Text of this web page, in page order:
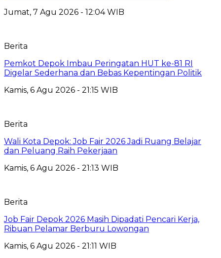
Jumat, 7 Agu 2026 - 12:04 WIB
Berita
Pemkot Depok Imbau Peringatan HUT ke-81 RI
Digelar Sederhana dan Bebas Kepentingan Politik
Kamis, 6 Agu 2026 - 21:15 WIB
Berita
Wali Kota Depok: Job Fair 2026 Jadi Ruang Belajar
dan Peluang Raih Pekerjaan
Kamis, 6 Agu 2026 - 21:13 WIB
Berita
Job Fair Depok 2026 Masih Dipadati Pencari Kerja,
Ribuan Pelamar Berburu Lowongan
Kamis, 6 Agu 2026 - 21:11 WIB